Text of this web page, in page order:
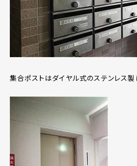
集合ポストはダイヤル式のステンレス製